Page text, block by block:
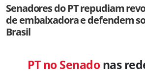
Senadores do PT repudiam
de embaixadora e defendem
Brasil
PT no Senadonas